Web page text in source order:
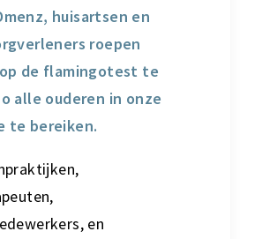
huisartsen en
roepen
de flamingotest te
alle ouderen in onze
te bereiken.
en